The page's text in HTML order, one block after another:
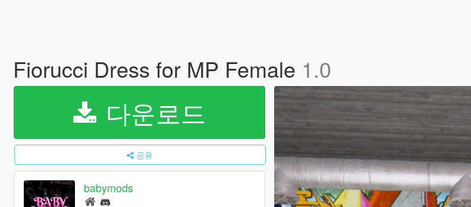
Fiorucci Dress for MP Female 1.0
다운로드
공유
babymods